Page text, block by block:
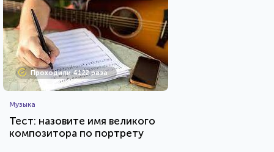
Проходили 4122 раза
Музыка
Тест: назовите имя великого
композитора по портрету